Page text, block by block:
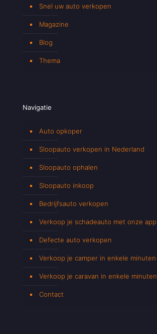
Snel uw auto verkopen
Magazine
Blog
Thema
Navigatie
Auto opkoper
Sloopauto verkopen in Nederland
Sloopauto ophalen
Sloopauto inkoop
Bedrijfsauto verkopen
Verkoop je schadeauto met onze app
Defecte auto verkopen
Verkoop je camper in enkele minuten
Verkoop je caravan in enkele minuten
Contact